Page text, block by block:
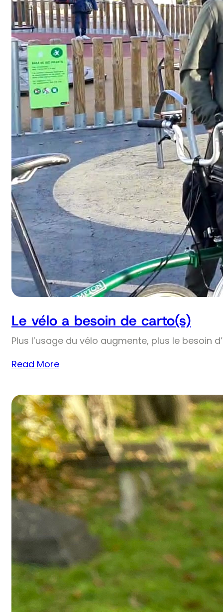
Le vélo a besoin de carto(s)
Plus l’usage du vélo augmente, plus le besoin
Read More